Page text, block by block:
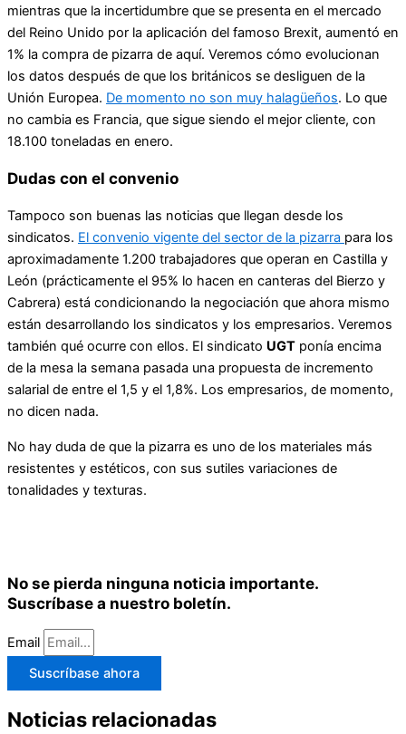
mientras que la incertidumbre que se presenta en el mercado
del Reino Unido por la aplicación del famoso Brexit, aumentó en
1% la compra de pizarra de aquí. Veremos cómo evolucionan
los datos después de que los británicos se desliguen de la
Unión Europea. De momento no son muy halagüeños. Lo que
no cambia es Francia, que sigue siendo el mejor cliente, con
18.100 toneladas en enero.
Dudas con el convenio
Tampoco son buenas las noticias que llegan desde los
sindicatos. El convenio vigente del sector de la pizarra para los
aproximadamente 1.200 trabajadores que operan en Castilla y
León (prácticamente el 95% lo hacen en canteras del Bierzo y
Cabrera) está condicionando la negociación que ahora mismo
están desarrollando los sindicatos y los empresarios. Veremos
también qué ocurre con ellos. El sindicato UGT ponía encima
de la mesa la semana pasada una propuesta de incremento
salarial de entre el 1,5 y el 1,8%. Los empresarios, de momento,
no dicen nada.
No hay duda de que la pizarra es uno de los materiales más
resistentes y estéticos, con sus sutiles variaciones de
tonalidades y texturas.
No se pierda ninguna noticia importante.
Suscríbase a nuestro boletín.
Email
Suscríbase ahora
Noticias relacionadas